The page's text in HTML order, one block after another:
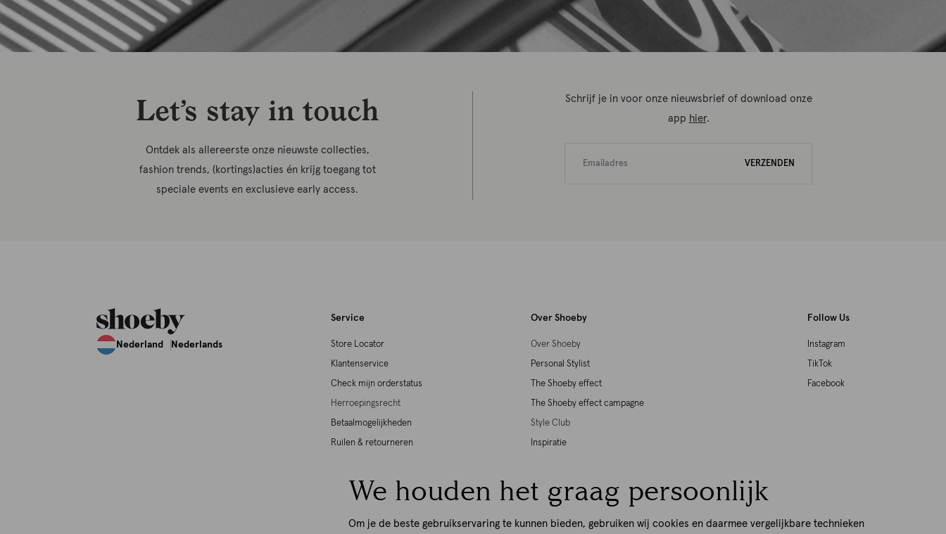
We houden het graag persoonlijk
Om je de beste gebruikservaring te kunnen bieden, gebruiken wij cookies en daarmee vergelijkbare technieken
Let’s stay in touch
Ontdek als allereerste onze nieuwste collecties,
fashion trends, (kortings)acties én krijg toegang tot
speciale events en exclusieve early access.
Schrijf je in voor onze nieuwsbrief of download onze
app hier.
VERZENDEN
Nederland Nederlands
Service
Store Locator
Klantenservice
Check mijn orderstatus
Herroepingsrecht
Betaalmogelijkheden
Ruilen & retourneren
Shoeby giftcards
Over Shoeby
Over Shoeby
Personal Stylist
The Shoeby effect
The Shoeby effect campagne
Style Club
Inspiratie
Werken bij Shoeby
Download de iOS App
Download de Android App
Follow Us
Instagram
TikTok
Facebook